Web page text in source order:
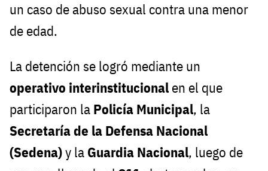
un caso de abuso sexual contra una menor
de edad.
La detención se logró mediante un
operativo interinstitucional en el que
participaron la Policía Municipal, la
Secretaría de la Defensa Nacional
(Sedena)y la Guardia Nacional, luego de